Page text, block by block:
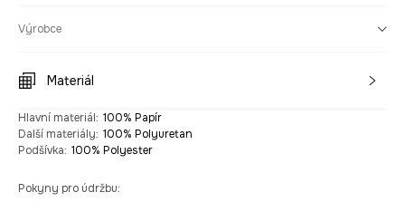
Výrobce
Materiál
Hlavní materiál: 100% Papír
Další materiály: 100% Polyuretan
Podšívka: 100% Polyester
Pokyny pro údržbu: